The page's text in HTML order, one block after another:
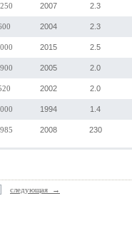
2007 2.3
2004 2.3
2015 2.5
2005 2.0
2002 2.0
1994 1.4
2008 230
следующая →